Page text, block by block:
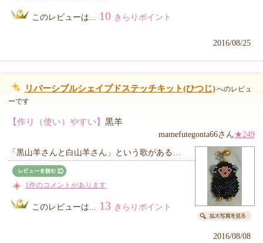
このレビューは... 10 きらりポイント
2016/08/25
リバーシブルシェイプドステッチキット(ひつじ)へのレビュ
ーです
【作り（使い）やすい】 黒羊
mamefutegonta66さん★249
「黒山羊さんと白山羊さん」という歌がある…
1件のコメントがあります
このレビューは... 13 きらりポイント
2016/08/08